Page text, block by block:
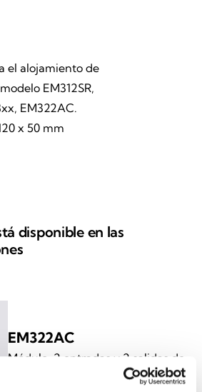
el alojamiento de
EM312SR,
EM322AC.
x 50 mm
disponible en las
EM322AC
Módulo, 2 entradas y 2 salidas de